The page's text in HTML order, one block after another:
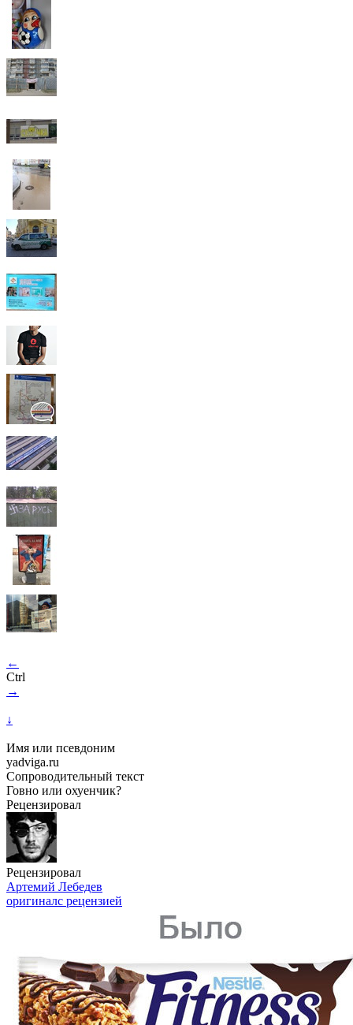
←
Ctrl
→
↓
Имя или псевдоним
yadviga.ru
Сопроводительный текст
Говно или охуенчик?
Рецензировал
Рецензировал
Артемий Лебедев
оригиналс рецензией